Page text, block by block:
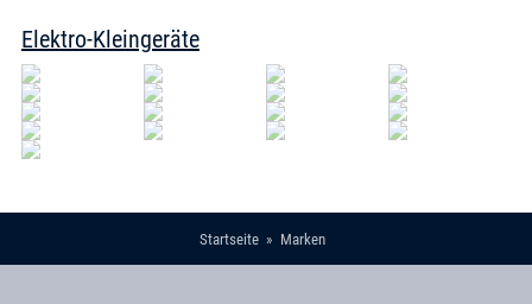
Elektro-Kleingeräte
Startseite Marken